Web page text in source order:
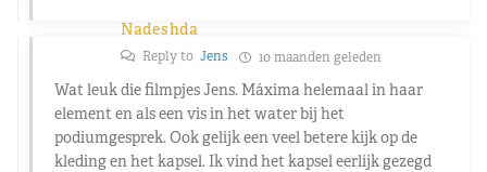
Nadeshda
Reply to Jens 10 maanden geleden
Wat leuk die filmpjes Jens. Máxima helemaal in haar
element en als een vis in het water bij het
podiumgesprek. Ook gelijk een veel betere kijk op de
kleding en het kapsel. Ik vind het kapsel eerlijk gezegd